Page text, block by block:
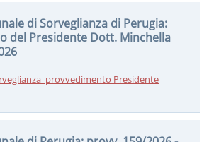
di Sorveglianza di Perugia:
del Presidente Dott. Minchella
Presidente